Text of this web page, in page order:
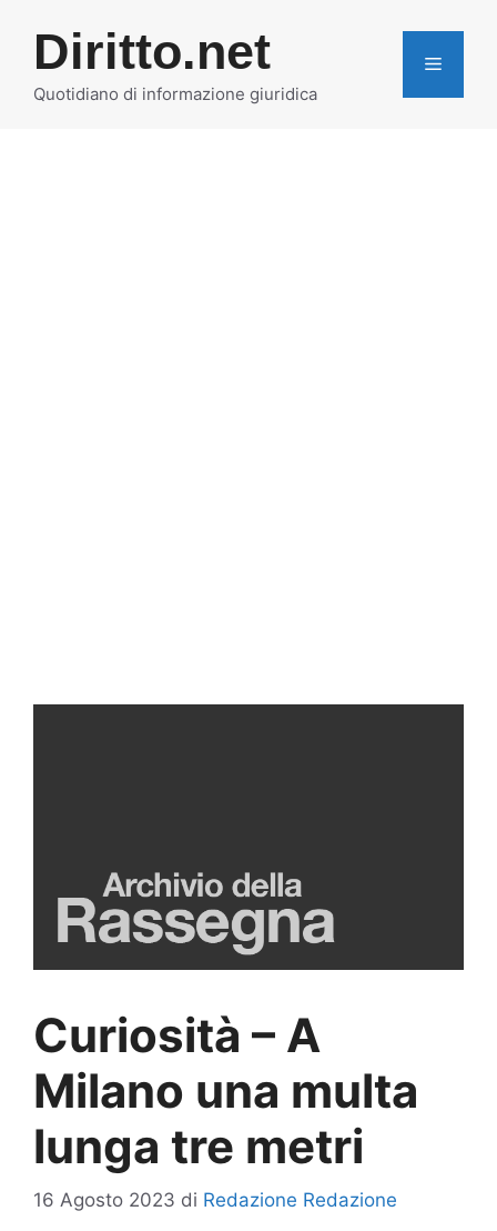
contenuto
Diritto.net
Quotidiano di informazione giuridica
MENU
Curiosità – A
Milano una multa
lunga tre metri
16 Agosto 2023 di Redazione Redazione